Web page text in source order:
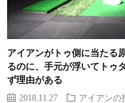
アイアンがトゥ側に当たる
るのに、手元が浮いてトゥ
ず理由がある
2018.11.27 アイアンの